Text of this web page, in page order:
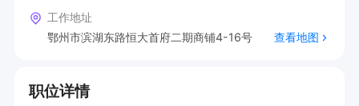
工作地址
鄂州市滨湖东路恒大首府二期商铺4-16号
查看地图
职位详情